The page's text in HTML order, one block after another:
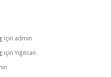
için admin
için Yiğitcan